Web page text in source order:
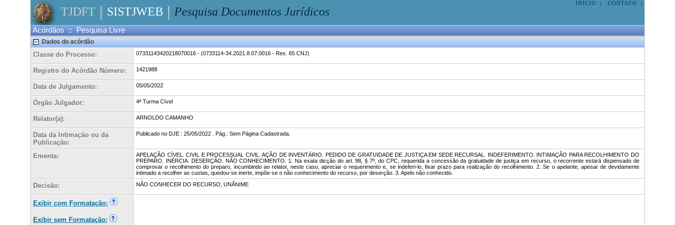
TJDFT SISTJWEB Pesquisa Documentos Jurídicos
INÍCIO | CONTATO |
Acórdãos :: Pesquisa Livre
Dados do acórdão
Classe do Processo: 07331143420218070016 - (0733114-34.2021.8.07.0016 - Res. 65 CNJ)
Registro do Acórdão Número: 1421988
Data de Julgamento: 05/05/2022
Órgão Julgador: 4ª Turma Cível
Relator(a): ARNOLDO CAMANHO
Data da Intimação ou da
Publicação:
Publicado no DJE : 25/05/2022 . Pág.: Sem Página Cadastrada.
Ementa:
APELAÇÃO CÍVEL. CIVIL E PROCESSUAL CIVIL. AÇÃO DE INVENTÁRIO. PEDIDO DE GRATUIDADE DE JUSTIÇA EM SEDE RECURSAL. INDEFERIMENTO. INTIMAÇÃO PARA RECOLHIMENTO DO
PREPARO. INÉRCIA. DESERÇÃO. NÃO CONHECIMENTO. 1. Na exata dicção do art. 98, § 7º, do CPC, requerida a concessão da gratuidade de justiça em recurso, o recorrente estará dispensado de
comprovar o recolhimento do preparo, incumbindo ao relator, neste caso, apreciar o requerimento e, se indeferi-lo, fixar prazo para realização do recolhimento. 2. Se o apelante, apesar de devidamente
intimado a recolher as custas, quedou-se inerte, impõe-se o não conhecimento do recurso, por deserção. 3. Apelo não conhecido.
Decisão: NÃO CONHECER DO RECURSO, UNÂNIME
Exibir com Formatação:
Exibir sem Formatação: